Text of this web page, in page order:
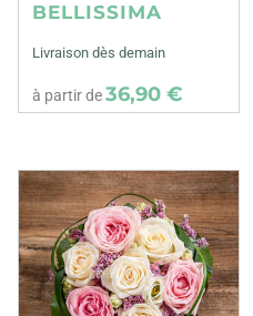
BELLISSIMA
Livraison dès demain
à partir de36,90 €